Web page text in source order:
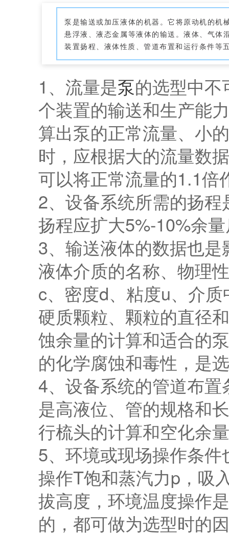
泵是输送或加压液体的机器。它将原动机的机
悬浮液、液态金属等液体的输送。液体、气体
装置扬程、液体性质、管道布置和运行条件等
1、流量是泵的选型中
个装置的输送和生产能
算出泵的正常流量、小
时，应根据大的流量数
可以将正常流量的1.1倍
2、设备系统所需的扬程
扬程应扩大5%-10%余
3、输送液体的数据也是
液体介质的名称、物理
c、密度d、粘度u、介
硬质颗粒、颗粒的直径
蚀余量的计算和适合的
的化学腐蚀和毒性，是
4、设备系统的管道布
是高液位、管的规格和
行梳头的计算和空化余
5、环境或现场操作条
操作T饱和蒸汽力p，吸
拔高度，环境温度操作
的，都可做为选型时的